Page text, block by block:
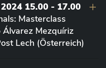
15.00 - 17.00
Masterclass
Mezquíriz
Lech (Österreich)